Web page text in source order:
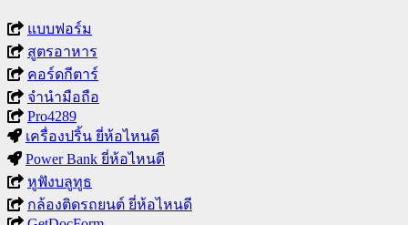
แบบฟอร์ม
สูตรอาหาร
คอร์ดกีตาร์
จำนำมือถือ
Pro4289
เครื่องปริ้น ยี่ห้อไหนดี
Power Bank ยี่ห้อไหนดี
หูฟังบลูทูธ
กล้องติดรถยนต์ ยี่ห้อไหนดี